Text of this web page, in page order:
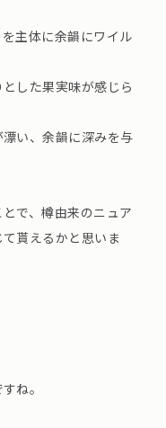
主体に余韻にワイル
した果実味が感じら
い、余韻に深みを与
で、樽由来のニュア
貰えるかと思いま
ね。